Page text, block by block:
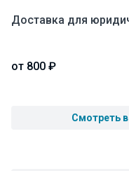
Доставка для
от 800 ₽
Смотреть